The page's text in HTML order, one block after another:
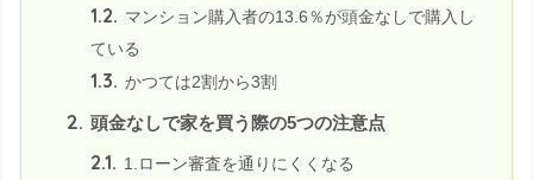
1.2. マンション購入者の13.6％が頭金なしで購入し
ている
1.3. かつては2割から3割
2. 頭金なしで家を買う際の5つの注意点
2.1. 1.ローン審査を通りにくくなる